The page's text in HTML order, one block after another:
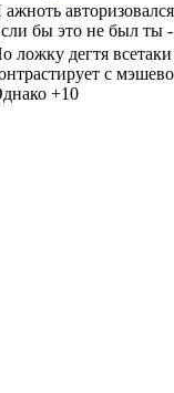
ажноть
бы это не был ты
ложку дегтя
с
+10